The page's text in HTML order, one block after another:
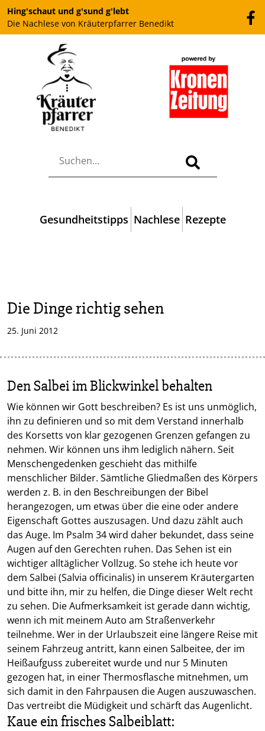
Hing'schaut und g'sund g'lebt
Die Nachlese von Kräuterpfarrer Benedikt
Gesundheitstipps Nachlese Rezepte
Die Dinge richtig sehen
25. Juni 2012
Den Salbei im Blickwinkel behalten
Wie können wir Gott beschreiben? Es ist uns unmöglich,
ihn zu definieren und so mit dem Verstand innerhalb
des Korsetts von klar gezogenen Grenzen gefangen zu
nehmen. Wir können uns ihm lediglich nähern. Seit
Menschengedenken geschieht das mithilfe
menschlicher Bilder. Sämtliche Gliedmaßen des Körpers
werden z. B. in den Beschreibungen der Bibel
herangezogen, um etwas über die eine oder andere
Eigenschaft Gottes auszusagen. Und dazu zählt auch
das Auge. Im Psalm 34 wird daher bekundet, dass seine
Augen auf den Gerechten ruhen. Das Sehen ist ein
wichtiger alltäglicher Vollzug. So stehe ich heute vor
dem Salbei (Salvia officinalis) in unserem Kräutergarten
und bitte ihn, mir zu helfen, die Dinge dieser Welt recht
zu sehen. Die Aufmerksamkeit ist gerade dann wichtig,
wenn ich mit meinem Auto am Straßenverkehr
teilnehme. Wer in der Urlaubszeit eine längere Reise mit
seinem Fahrzeug antritt, kann einen Salbeitee, der im
Heißaufguss zubereitet wurde und nur 5 Minuten
gezogen hat, in einer Thermosflasche mitnehmen, um
sich damit in den Fahrpausen die Augen auszuwaschen.
Das vertreibt die Müdigkeit und schärft das Augenlicht.
Kaue ein frisches Salbeiblatt: